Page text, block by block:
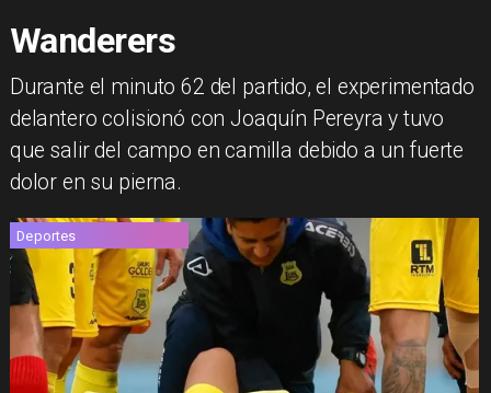
Wanderers
Durante el minuto 62 del partido, el experimentado
delantero colisionó con Joaquín Pereyra y tuvo
que salir del campo en camilla debido a un fuerte
dolor en su pierna.
Deportes